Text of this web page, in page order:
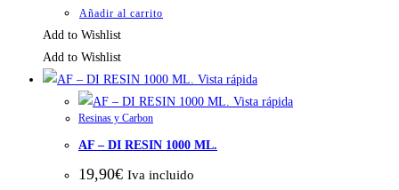
Añadir al carrito
Add to Wishlist
Add to Wishlist
Vista rápida
Vista rápida
Resinas y Carbon
AF – DI RESIN 1000 ML.
19,90€ Iva incluido